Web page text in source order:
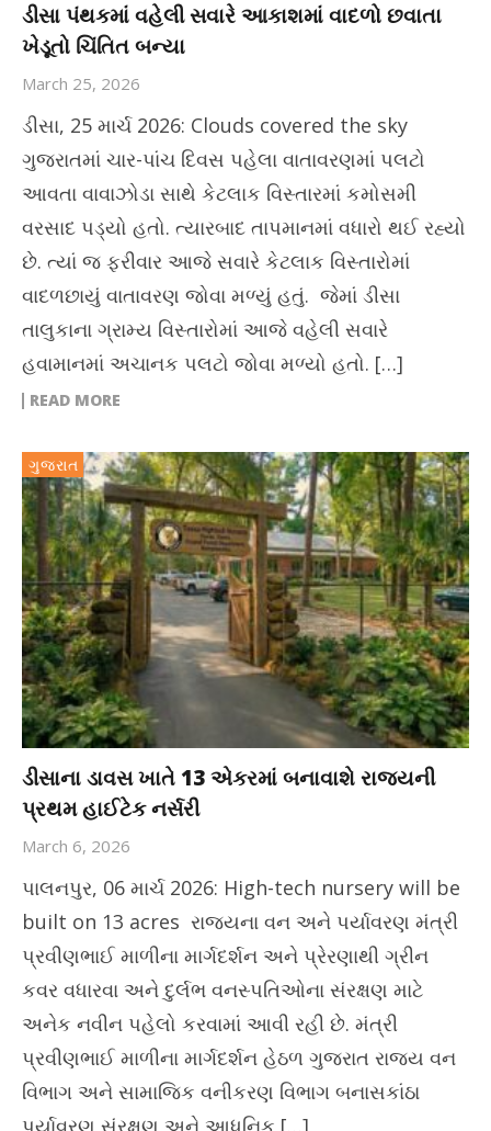
ડીસા પંથકમાં વહેલી સવારે આકાશમાં વાદળો છવાતા
ખેડૂતો ચિંતિત બન્યા
March 25, 2026
ડીસા, 25 માર્ચ 2026: Clouds covered the sky
ગુજરાતમાં ચાર-પાંચ દિવસ પહેલા વાતાવરણમાં પલટો
આવતા વાવાઝોડા સાથે કેટલાક વિસ્તારમાં કમોસમી
વરસાદ પડ્યો હતો. ત્યારબાદ તાપમાનમાં વધારો થઈ રહ્યો
છે. ત્યાં જ ફરીવાર આજે સવારે કેટલાક વિસ્તારોમાં
વાદળછાયું વાતાવરણ જોવા મળ્યું હતું. જેમાં ડીસા
તાલુકાના ગ્રામ્ય વિસ્તારોમાં આજે વહેલી સવારે
હવામાનમાં અચાનક પલટો જોવા મળ્યો હતો. […]
READ MORE
ગુજરાત
ડીસાના ડાવસ ખાતે 13 એકરમાં બનાવાશે રાજ્યની
પ્રથમ હાઈટેક નર્સરી
March 6, 2026
પાલનપુર, 06 માર્ચ 2026: High-tech nursery will be
built on 13 acres રાજ્યના વન અને પર્યાવરણ મંત્રી
પ્રવીણભાઈ માળીના માર્ગદર્શન અને પ્રેરણાથી ગ્રીન
કવર વધારવા અને દુર્લભ વનસ્પતિઓના સંરક્ષણ માટે
અનેક નવીન પહેલો કરવામાં આવી રહી છે. મંત્રી
પ્રવીણભાઈ માળીના માર્ગદર્શન હેઠળ ગુજરાત રાજ્ય વન
વિભાગ અને સામાજિક વનીકરણ વિભાગ બનાસકાંઠા
પર્યાવરણ સંરક્ષણ અને આધુનિક […]